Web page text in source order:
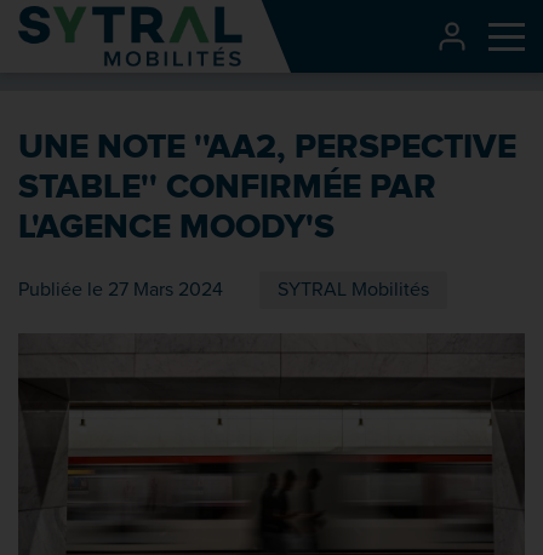
Contenu
Entête de page
Recherche
Pied de page
UNE NOTE ''AA2, PERSPECTIVE
STABLE'' CONFIRMÉE PAR
L'AGENCE MOODY'S
Publiée le 27 Mars 2024 SYTRAL Mobilités